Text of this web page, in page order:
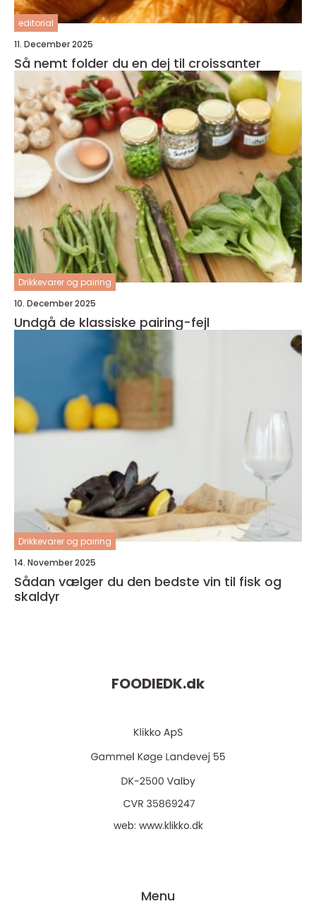
editorial
11. December 2025
Så nemt folder du en dej til croissanter
Drikkevarer og pairing
10. December 2025
Undgå de klassiske pairing-fejl
Drikkevarer og pairing
14. November 2025
Sådan vælger du den bedste vin til fisk og
skaldyr
FOODIEDK.dk
web: www.klikko.dk
Menu